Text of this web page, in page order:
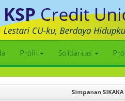
KSPCredit
Lestari CU-ku, Berdaya Hidupku
Profil Solidaritas
Simpanan